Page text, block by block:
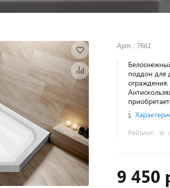
Арт.: 7661
поддон для
Рейтинг:
9 450